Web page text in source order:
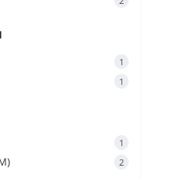
1
1
1
2